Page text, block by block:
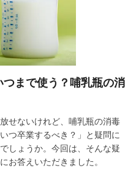
つまで使う？哺乳瓶の消
せないけれど、哺乳瓶の消毒
つ卒業するべき？」と疑問に
しょうか。今回は、そんな疑
お答えいただきました。